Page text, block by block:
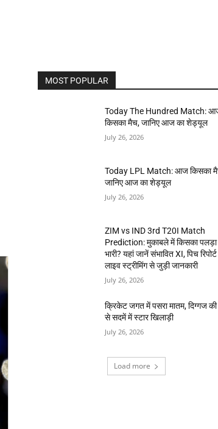
MOST POPULAR
Today The Hundred Match:
किसका मैच, जानिए आज का शेड्यूल
July 26, 2026
Today LPL Match: आज किसका
जानिए आज का शेड्यूल
July 26, 2026
ZIM vs IND 3rd T20I Match
Prediction: मुकाबले में किसका पलड़ा
भारी? यहां जानें संभावित XI, पिच
लाइव स्ट्रीमिंग से जुड़ी जानकारी
July 26, 2026
क्रिकेट जगत में पसरा मातम, दिग्गज की
से सदमें में स्टार खिलाड़ी
July 26, 2026
Load more